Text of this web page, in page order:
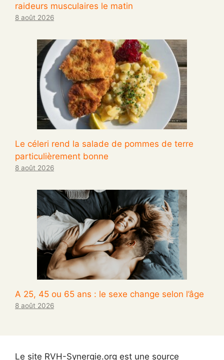
raideurs musculaires le matin
8 août 2026
Le céleri rend la salade de pommes de terre
particulièrement bonne
8 août 2026
A 25, 45 ou 65 ans : le sexe change selon l’âge
8 août 2026
Le site RVH-Synergie.org est une source